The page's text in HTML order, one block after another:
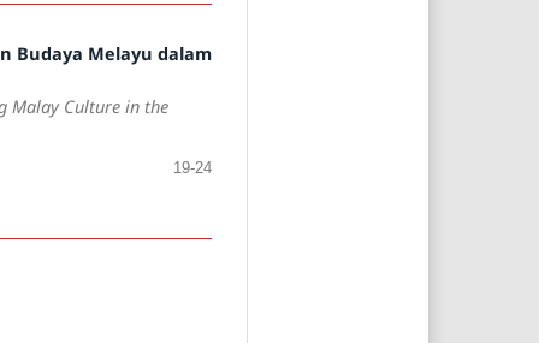
Budaya Melayu dalam
Malay Culture in the
19-24